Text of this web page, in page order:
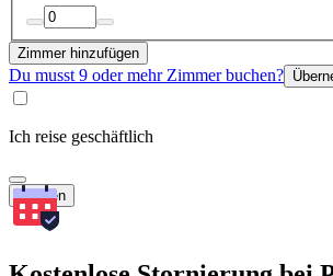
Zimmer hinzufügen
Du musst 9 oder mehr Zimmer buchen?
Ich reise geschäftlich
Suchen